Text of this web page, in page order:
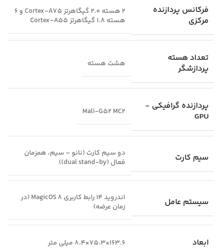
فرکانس پردازنده
مرکزی
2 هسته 2.0 گیگاهرتز Cortex-A75 و 6
هسته 1.8 گیگاهرتز Cortex-A55
تعداد هسته
پردازشگر
هشت هسته
پردازنده گرافیکی -
GPU
Mali-G52 MC2
سیم کارت
دو سیم‌ کارت (نانو – سیم، همزمان
فعال (dual stand-by))
سیستم عامل
اندروید 14 رابط کاربری MagicOS 8 (در
زمان عرضه)
ابعاد 163.6×75.3×8.4 میلی‌ متر